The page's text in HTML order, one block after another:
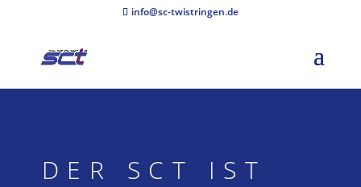
info@sc-twistringen.de
DER SCT IST